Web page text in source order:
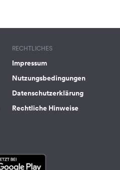
RECHTLICHES
Impressum
Nutzungsbedingungen
Datenschutzerklärung
Rechtliche Hinweise